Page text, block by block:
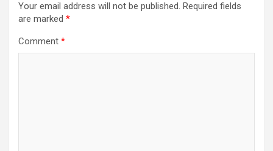
Your email address will not be published. Required fields
are marked *
Comment *